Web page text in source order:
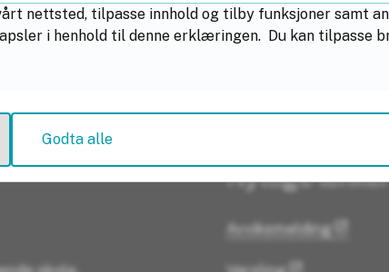
lette etter?
Nyttige
Avviksmelding
nettsted, tilpasse innhold og tilby funksjoner samt
i henhold til denne erklæringen. Du kan tilpasse
Godta alle